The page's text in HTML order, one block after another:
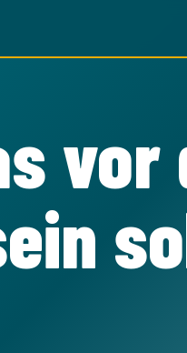
vor